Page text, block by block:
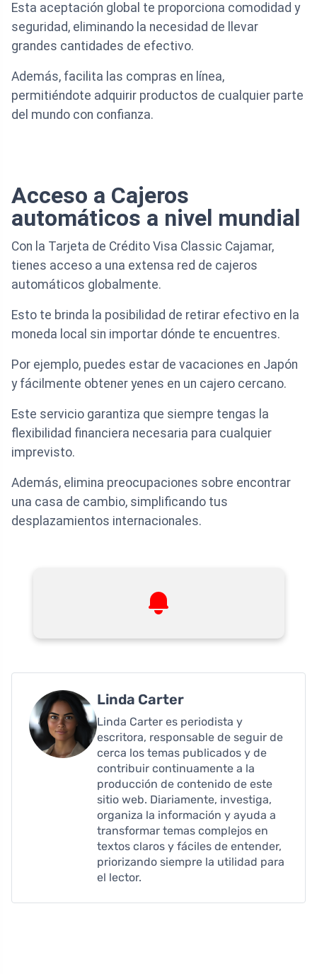
Esta aceptación global te proporciona comodidad y
seguridad, eliminando la necesidad de llevar
grandes cantidades de efectivo.
Además, facilita las compras en línea,
permitiéndote adquirir productos de cualquier parte
del mundo con confianza.
Acceso a Cajeros
automáticos a nivel mundial
Con la Tarjeta de Crédito Visa Classic Cajamar,
tienes acceso a una extensa red de cajeros
automáticos globalmente.
Esto te brinda la posibilidad de retirar efectivo en la
moneda local sin importar dónde te encuentres.
Por ejemplo, puedes estar de vacaciones en Japón
y fácilmente obtener yenes en un cajero cercano.
Este servicio garantiza que siempre tengas la
flexibilidad financiera necesaria para cualquier
imprevisto.
Además, elimina preocupaciones sobre encontrar
una casa de cambio, simplificando tus
desplazamientos internacionales.
Linda Carter
Linda Carter es periodista y
escritora, responsable de seguir de
cerca los temas publicados y de
contribuir continuamente a la
producción de contenido de este
sitio web. Diariamente, investiga,
organiza la información y ayuda a
transformar temas complejos en
textos claros y fáciles de entender,
priorizando siempre la utilidad para
el lector.